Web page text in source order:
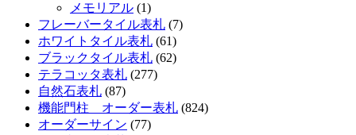
メモリアル (1)
フレーバータイル表札 (7)
ホワイトタイル表札 (61)
ブラックタイル表札 (62)
テラコッタ表札 (277)
自然石表札 (87)
機能門柱 オーダー表札 (824)
オーダーサイン (77)